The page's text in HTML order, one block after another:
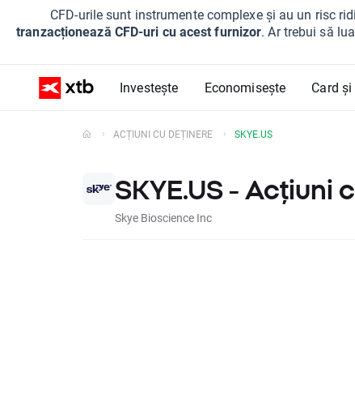
CFD-urile sunt instrumente complexe și au un risc
tranzacționează CFD-uri cu acest furnizor. Ar trebui să
Investește Economisește Card
ACȚIUNI CU DEȚINERE SKYE.US
SKYE.US - Acțiuni
Skye Bioscience Inc